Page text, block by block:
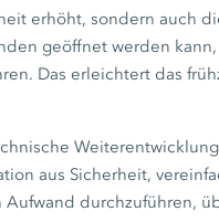
erhöht, sondern auch
geöffnet werden kann,
Das erleichtert das
aus Sicherheit,
durchzuführen,